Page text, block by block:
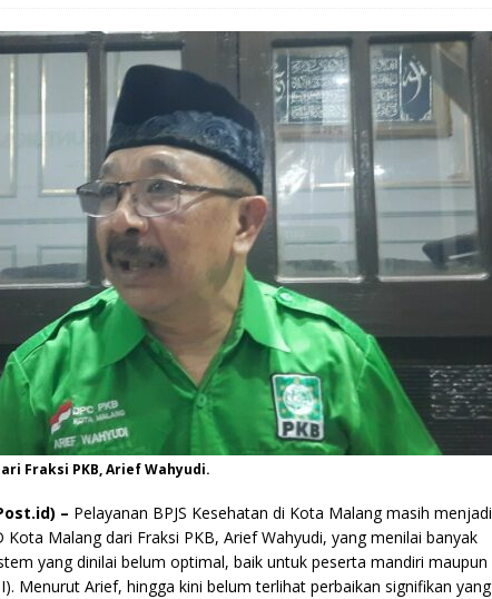
Fraksi PKB, Arief Wahyudi.
– Pelayanan BPJS Kesehatan di Kota Malang masih menjadi
Malang dari Fraksi PKB, Arief Wahyudi, yang menilai banyak
yang dinilai belum optimal, baik untuk peserta mandiri maupun
Menurut Arief, hingga kini belum terlihat perbaikan signifikan yang